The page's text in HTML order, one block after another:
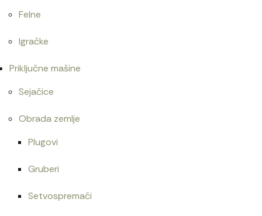
Felne
Igračke
Priključne mašine
Sejačice
Obrada zemlje
Plugovi
Gruberi
Setvospremači